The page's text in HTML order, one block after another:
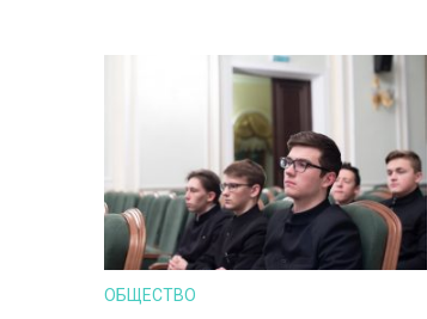
ОБЩЕСТВО